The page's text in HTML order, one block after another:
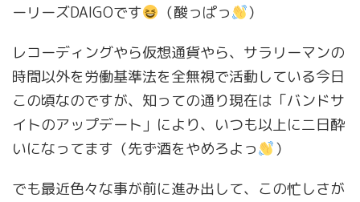
ーリーズDAIGOです
（酸っぱっ
）
レコーディングやら仮想通貨やら、サラリーマンの
時間以外を労働基準法を全無視で活動している今日
この頃なのですが、知っての通り現在は「バンドサ
イトのアップデート」により、いつも以上に二日酔
いになってます（先ず酒をやめろよっ
）
でも最近色々な事が前に進み出して、この忙しさが